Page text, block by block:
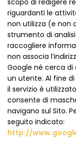
scopo di redigere
riguardanti le
non utilizza (e non
strumento di
raccogliere
non associa
Google né cerca di
un utente. Al fine
il servizio è
consente di
navigano sul Sito.
seguito indicato:
http://